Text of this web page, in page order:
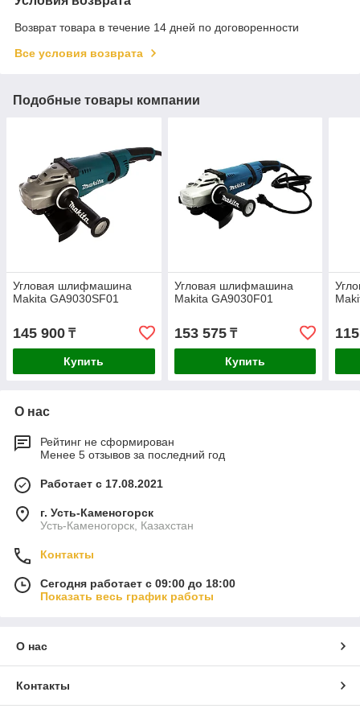
Возврат товара в течение 14 дней по договоренности
Все условия возврата
Подобные товары компании
Угловая шлифмашина
Makita GA9030SF01
145 900 ₸
Купить
Угловая шлифмашина
Makita GA9030F01
153 575₸
Купить
О нас
Рейтинг не сформирован
Менее 5 отзывов за последний год
Работает с 17.08.2021
г. Усть-Каменогорск
Усть-Каменогорск, Казахстан
Контакты
Сегодня работает с 09:00 до 18:00
Показать весь график работы
О нас
Контакты